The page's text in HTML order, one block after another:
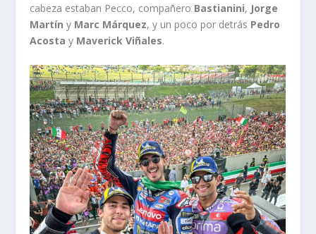
cabeza estaban Pecco, compañero Bastianini, Jorge
Martíny Marc Márquez, y un poco por detrás Pedro
Acostay Maverick Viñales.